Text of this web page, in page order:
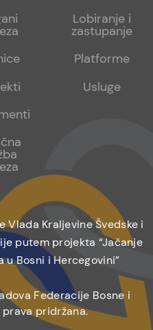
sub
Lobiranje i
zastupanje
Platforme
Usluge
Vlada Kraljevine Švedske i
putem projekta “Jačanje
u Bosni i Hercegovini”
Federacije Bosne i
prava pridržana.